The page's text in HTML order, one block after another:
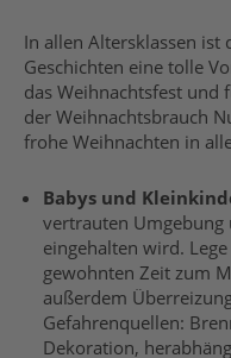
In allen Altersklassen ist
Geschichten eine tolle
das Weihnachtsfest und
der Weihnachtsbrauch
frohe Weihnachten in
Babys und
vertrauten
eingehalten wird.
gewohnten Zeit zum
außerdem
Gefahrenquellen:
Dekoration,